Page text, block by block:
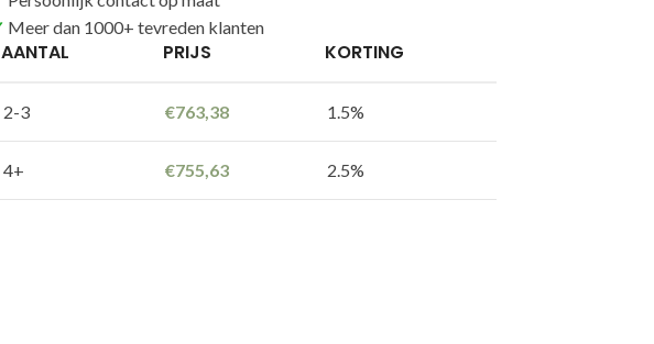
Meer dan 1000+ tevreden klanten
AANTAL PRIJS KORTING
2-3 €763,38 1.5%
4+ €755,63 2.5%